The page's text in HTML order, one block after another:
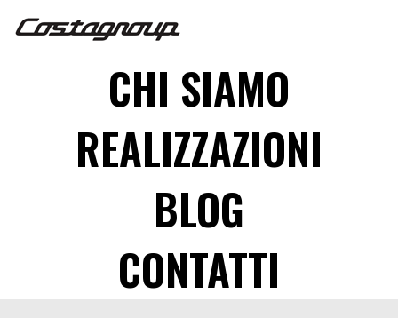
CHI SIAMO
REALIZZAZIONI
BLOG
CONTATTI